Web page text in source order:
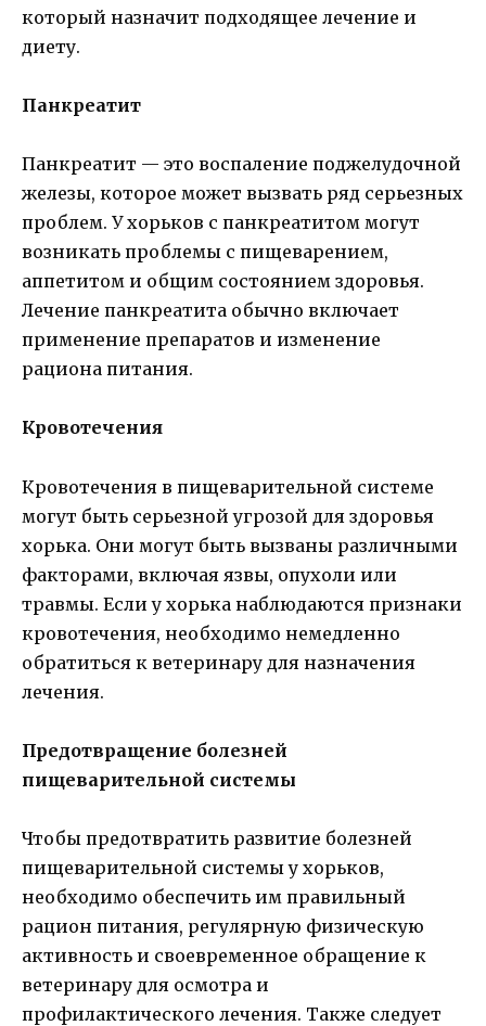
который назначит подходящее лечение и
диету.
Панкреатит
Панкреатит — это воспаление поджелудочной
железы, которое может вызвать ряд серьезных
проблем. У хорьков с панкреатитом могут
возникать проблемы с пищеварением,
аппетитом и общим состоянием здоровья.
Лечение панкреатита обычно включает
применение препаратов и изменение
рациона питания.
Кровотечения
Кровотечения в пищеварительной системе
могут быть серьезной угрозой для здоровья
хорька. Они могут быть вызваны различными
факторами, включая язвы, опухоли или
травмы. Если у хорька наблюдаются признаки
кровотечения, необходимо немедленно
обратиться к ветеринару для назначения
лечения.
Предотвращение болезней
пищеварительной системы
Чтобы предотвратить развитие болезней
пищеварительной системы у хорьков,
необходимо обеспечить им правильный
рацион питания, регулярную физическую
активность и своевременное обращение к
ветеринару для осмотра и
профилактического лечения. Также следует